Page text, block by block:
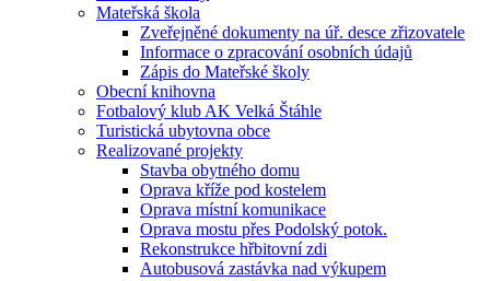
Mateřská škola
Zveřejněné dokumenty na úř. desce zřizovatele
Informace o zpracování osobních údajů
Zápis do Mateřské školy
Obecní knihovna
Fotbalový klub AK Velká Štáhle
Turistická ubytovna obce
Realizované projekty
Stavba obytného domu
Oprava kříže pod kostelem
Oprava místní komunikace
Oprava mostu přes Podolský potok.
Rekonstrukce hřbitovní zdi
Autobusová zastávka nad výkupem